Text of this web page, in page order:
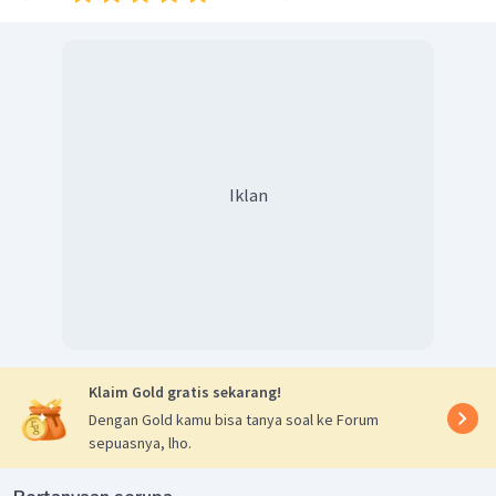
Iklan
Klaim Gold gratis sekarang!
Dengan Gold kamu bisa tanya soal ke Forum
sepuasnya, lho.